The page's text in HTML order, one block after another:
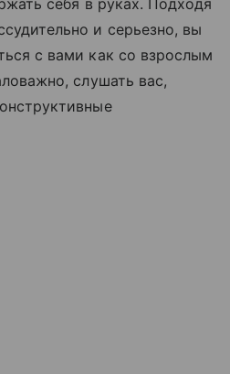
и серьезно, вы
с вами как со взрослым
слушать вас,